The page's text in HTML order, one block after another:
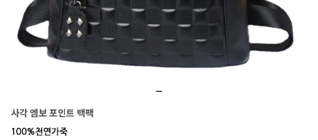
사각 엠보 포인트 백팩